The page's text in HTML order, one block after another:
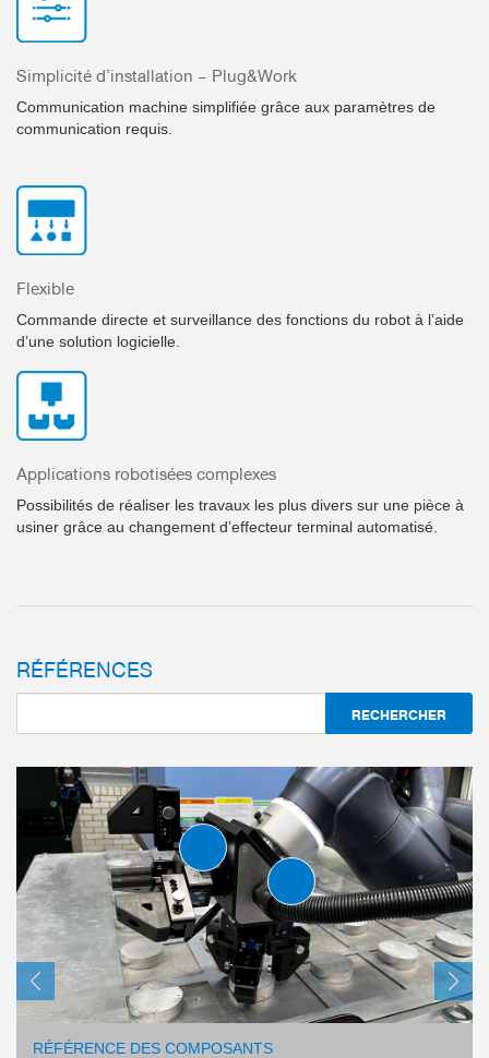
Simplicité d’installation – Plug&Work
Communication machine simplifiée grâce aux paramètres de
communication requis.
Flexible
Commande directe et surveillance des fonctions du robot à l’aide
d’une solution logicielle.
Applications robotisées complexes
Possibilités de réaliser les travaux les plus divers sur une pièce à
usiner grâce au changement d’effecteur terminal automatisé.
RÉFÉRENCES
SUPPORT
SÉRIE WFR
plus
RÉFÉRENCE DES COMPOSANTS